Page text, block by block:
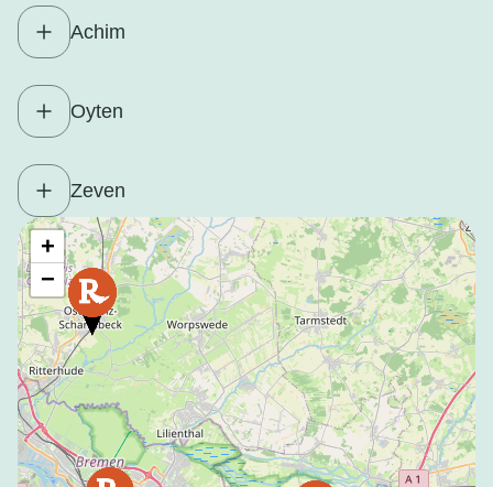
Achim
Oyten
Zeven
+
−